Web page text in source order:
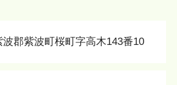
波郡紫波町桜町字高木143番10